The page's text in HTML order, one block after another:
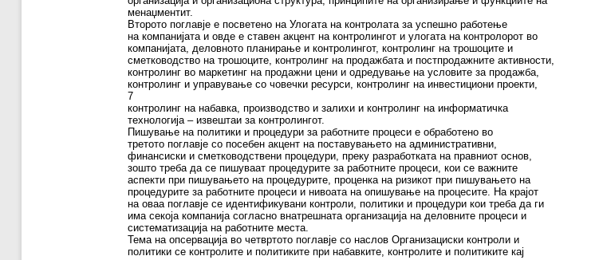
менаџментит.
Второто поглавје е посветено на Улогата на контролата за успешно работење
на компанијата и овде е ставен акцент на контролингот и улогата на контролорот во
компанијата, деловното планирање и контролингот, контролинг на трошоците и
сметководство на трошоците, контролинг на продажбата и постпродажните активности,
контролинг во маркетинг на продажни цени и одредување на условите за продажба,
контролинг и управување со човечки ресурси, контролинг на инвестициони проекти,
7
контролинг на набавка, производство и залихи и контролинг на информатичка
технологија – извештаи за контролингот.
Пишување на политики и процедури за работните процеси е обработено во
третото поглавје со посебен акцент на поставувањето на административни,
финансиски и сметководствени процедури, преку разработката на правниот основ,
зошто треба да се пишуваат процедурите за работните процеси, кои се важните
аспекти при пишувањето на процедурите, проценка на ризикот при пишувањето на
процедурите за работните процеси и нивоата на опишување на процесите. На крајот
на оваа поглавје се идентификувани контроли, политики и процедури кои треба да ги
има секоја компанија согласно внатрешната организација на деловните процеси и
систематизација на работните места.
Тема на опсервација во четвртото поглавје со наслов Организациски контроли и
политики се контролите и политиките при набавките, контролите и политиките кај